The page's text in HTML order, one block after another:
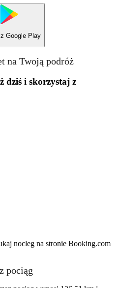
Google Play
na Twoją podróż
dziś i skorzystaj z
nocleg na stronie Booking.com
pociąg